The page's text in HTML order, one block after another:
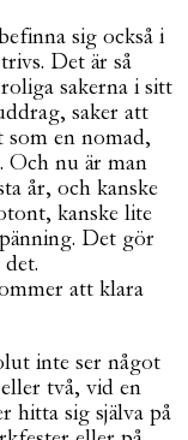
sig också i
Det är så
sakerna i sitt
saker att
en nomad,
Och nu är man
år, och kanske
kanske lite
Det gör
att klara
inte ser något
två, vid en
hitta sig själva på